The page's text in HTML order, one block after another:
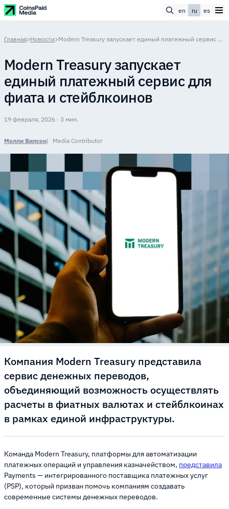
en ru es
Главная>Новости> Modern Treasury запускает единый платежный сервис для фиата и стейблкоинов
Modern Treasury запускает
единый платежный сервис для
фиата и стейблкоинов
19 февраля, 2026 · 3 мин.
Молли Вилсон Media Contributor
Компания Modern Treasury представила
сервис денежных переводов,
объединяющий возможность осуществлять
расчеты в фиатных валютах и стейблкоинах
в рамках единой инфраструктуры.
Команда Modern Treasury, платформы для автоматизации
платежных операций и управления казначейством, представила
Payments — интегрированного поставщика платежных услуг
(PSP), который призван помочь компаниям создавать
современные системы денежных переводов.